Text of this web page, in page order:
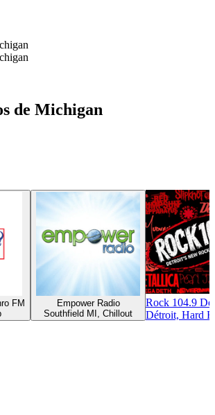
de Michigan
FM
Empower Radio
Southfield MI, Chillout
Rock 104.9
Détroit, Hard